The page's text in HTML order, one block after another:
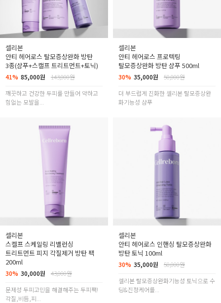
셀리본
안티 헤어로스 탈모증상완화 방탄
3종(샴푸+스캘프 트리트먼트+토닉)
41% 85,000원
143,000원
깨끗하고 건강한 두피를 만들어 약하고
힘없는 모발을...
셀리본
안티 헤어로스 프로텍팅
탈모증상완화 방탄 샴푸 500ml
30% 35,000원
50,000원
더 부드럽게 진화한 셀리본 탈모증상완
화기능성 샴푸
셀리본
스켈프 스케일링 리밸런싱
트리트먼트 피지 각질제거 방탄 팩
200ml
30% 30,000원
43,000원
문제성 두피고민을 해결해주는 두피팩!
각질,비듬,피...
셀리본
안티 헤어로스 인핸싱 탈모증상완화
방탄 토닉 100ml
30% 35,000원
50,000원
셀리본 탈모증상완화기능성 토닉으로 수
딩&진정케어를...